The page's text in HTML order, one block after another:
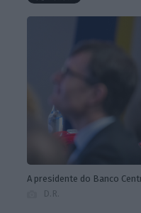
A presidente do Banco
D.R.